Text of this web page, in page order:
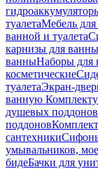
туалетаМебель
ванной и туалета
карнизы для ванны
ванныНаборы для
косметические
туалетаЭкран-
ванную
душевых поддонов
поддонов
сантехники
умывальников,
бидеБачки для